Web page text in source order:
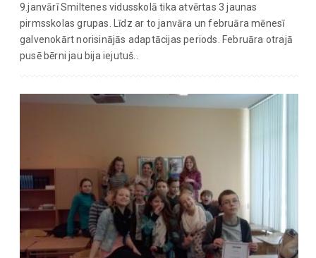
9.janvārī Smiltenes vidusskolā tika atvērtas 3 jaunas
pirmsskolas grupas. Līdz ar to janvāra un februāra mēnesī
galvenokārt norisinājās adaptācijas periods. Februāra otrajā
pusē bērni jau bija iejutuš..